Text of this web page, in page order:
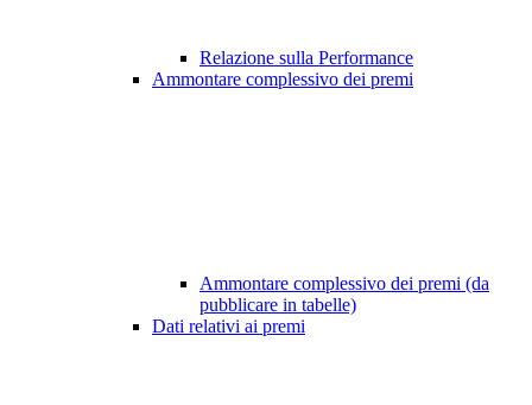
Relazione sulla Performance
Ammontare complessivo dei premi
Ammontare complessivo dei premi (da
pubblicare in tabelle)
Dati relativi ai premi